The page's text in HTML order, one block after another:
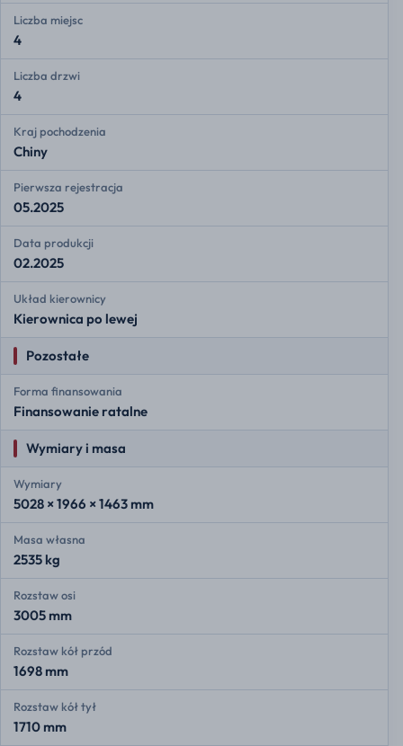
Liczba miejsc
4
Liczba drzwi
4
Kraj pochodzenia
Chiny
Pierwsza rejestracja
05.2025
Data produkcji
02.2025
Układ kierownicy
Kierownica po lewej
Pozostałe
Forma finansowania
Finansowanie ratalne
Wymiary i masa
Wymiary
5028 × 1966 × 1463 mm
Masa własna
2535 kg
Rozstaw osi
3005 mm
Rozstaw kół przód
1698 mm
Rozstaw kół tył
1710 mm